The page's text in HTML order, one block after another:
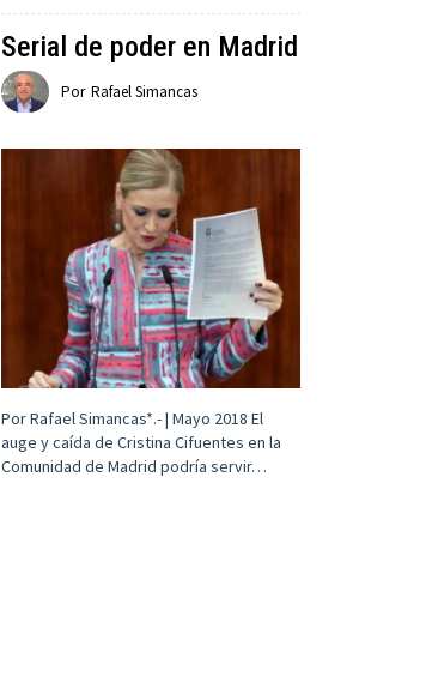
Serial de poder en Madrid
Por Rafael Simancas
Por Rafael Simancas*.- | Mayo 2018 El
auge y caída de Cristina Cifuentes en la
Comunidad de Madrid podría servir…